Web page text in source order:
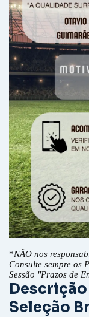
*NÃO nos
Consulte sempre os
Sessão "Prazos de
Descrição
Seleção